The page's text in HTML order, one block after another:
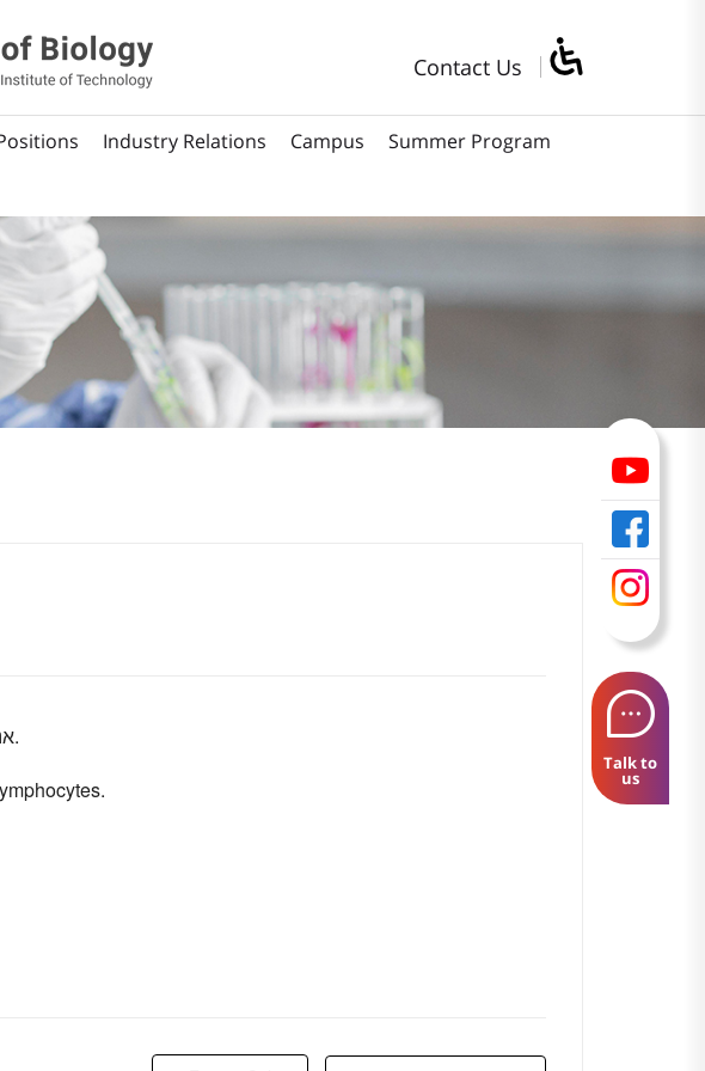
Contact Us
Industry Relations Campus
Summer Program
Talk to
us
אנליזה מערכתית של הגורל התפקודי של לימפוציטים חודרי גידול.